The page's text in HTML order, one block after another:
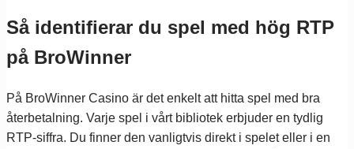
Så identifierar du spel med hög RTP
på BroWinner
På BroWinner Casino är det enkelt att hitta spel med bra
återbetalning. Varje spel i vårt bibliotek erbjuder en tydlig
RTP-siffra. Du finner den vanligtvis direkt i spelet eller i en